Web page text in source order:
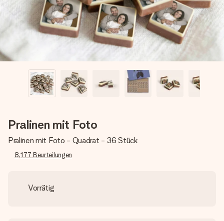
Pralinen mit Foto
Pralinen mit Foto - Quadrat - 36 Stück
8,177 Beurteilungen
Vorrätig